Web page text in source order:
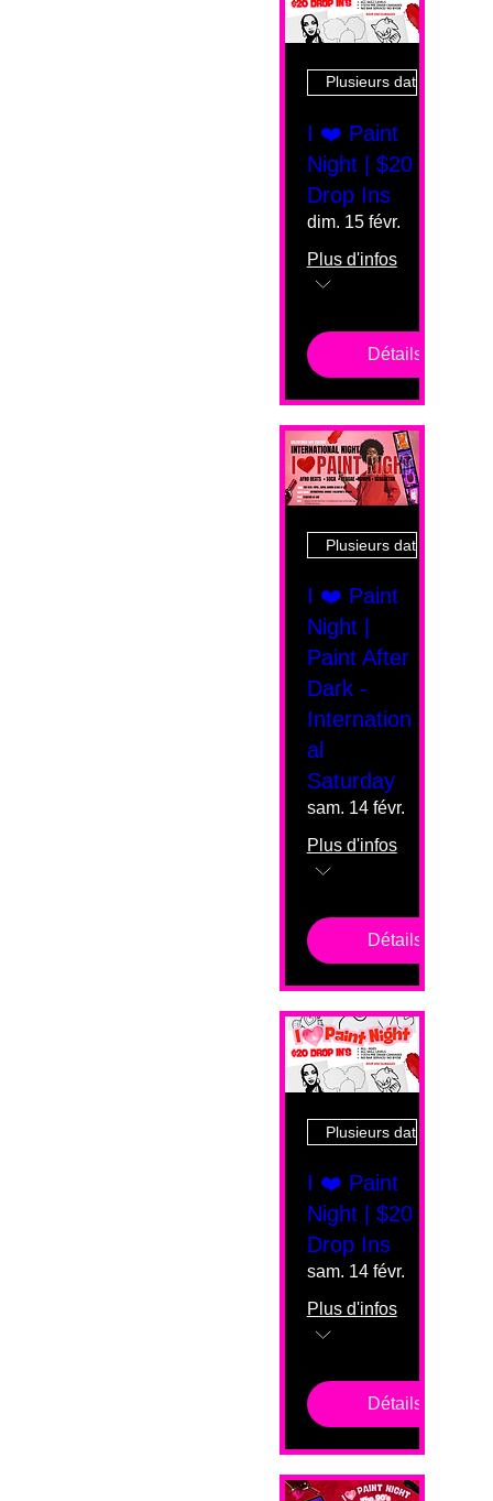
Plusieurs dates
I ❤️ Paint
Night | $20
Drop Ins
dim. 15 févr.
Plus d'infos
Détails
Plusieurs dates
I ❤️ Paint
Night |
Paint After
Dark -
Internation
al
Saturday
sam. 14 févr.
Plus d'infos
Détails
Plusieurs dates
I ❤️ Paint
Night | $20
Drop Ins
sam. 14 févr.
Plus d'infos
Détails